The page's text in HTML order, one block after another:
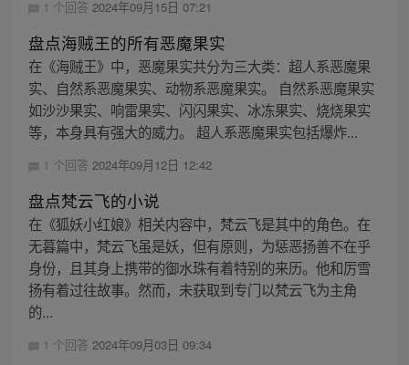
1 个回答 2024年09月15日 07:21
盘点海贼王的所有恶魔果实
在《海贼王》中，恶魔果实共分为三大类：超人系恶魔果
实、自然系恶魔果实、动物系恶魔果实。 自然系恶魔果实
如沙沙果实、响雷果实、闪闪果实、冰冻果实、烧烧果实
等，本身具有强大的威力。 超人系恶魔果实包括爆炸...
1 个回答 2024年09月12日 12:42
盘点梵云飞的小说
在《狐妖小红娘》相关内容中，梵云飞是其中的角色。在
无暮篇中，梵云飞虽是妖，但有原则，为惩恶扬善不在乎
身份，且其身上携带的御水珠有着特别的来历。他和厉雪
扬有着过往故事。然而，未获取到专门以梵云飞为主角
的...
1 个回答 2024年09月03日 09:34